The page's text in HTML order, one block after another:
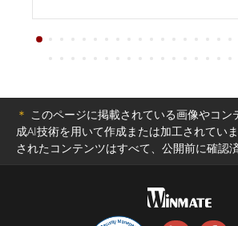
＊ このページに掲載されている画像やコン
成AI技術を用いて作成または加工されてい
されたコンテンツはすべて、公開前に確認済